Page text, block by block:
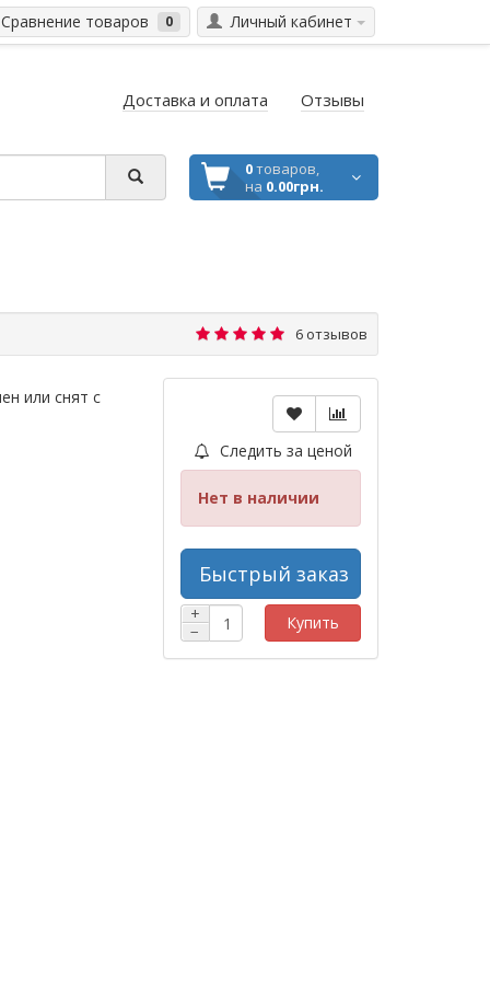
Сравнение товаров 0 Личный кабинет
Доставка и оплата Отзывы
0товаров,
на 0.00грн.
6 отзывов
или снят с
Следить за ценой
Нет в наличии
Быстрый заказ
+
−
Купить